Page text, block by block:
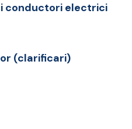
conductori electrici
(clarificari)